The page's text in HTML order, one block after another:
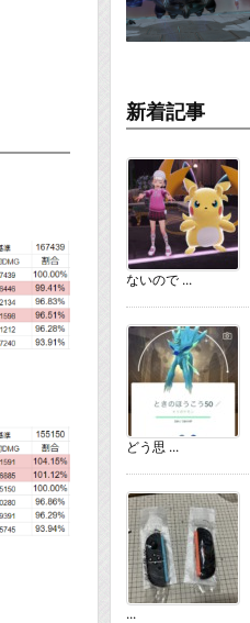
新着記事
ないので ...
どう思 ...
...